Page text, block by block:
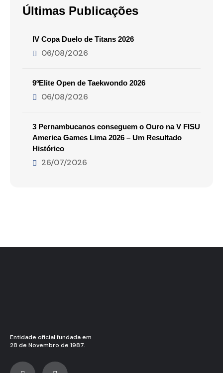
Últimas Publicações
IV Copa Duelo de Titans 2026
06/08/2026
9ºElite Open de Taekwondo 2026
06/08/2026
3 Pernambucanos conseguem o Ouro na V FISU
America Games Lima 2026 – Um Resultado
Histórico
26/07/2026
Entidade oficial fundada em
28 de Novembro de 1987.